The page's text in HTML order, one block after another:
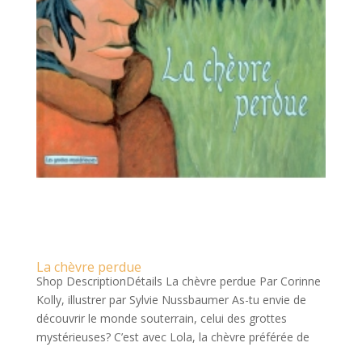
La chèvre perdue
Shop DescriptionDétails La chèvre perdue Par Corinne
Kolly, illustrer par Sylvie Nussbaumer As-tu envie de
découvrir le monde souterrain, celui des grottes
mystérieuses? C’est avec Lola, la chèvre préférée de